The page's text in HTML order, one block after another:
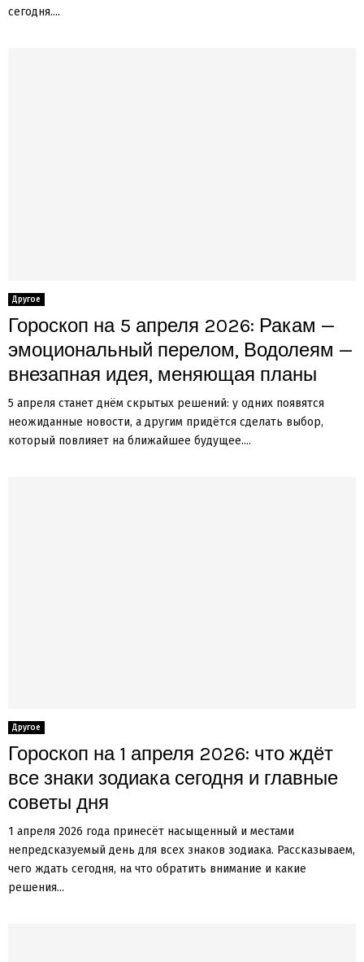
сегодня....
Другое
Гороскоп на 5 апреля 2026: Ракам —
эмоциональный перелом, Водолеям —
внезапная идея, меняющая планы
5 апреля станет днём скрытых решений: у одних появятся
неожиданные новости, а другим придётся сделать выбор,
который повлияет на ближайшее будущее....
Другое
Гороскоп на 1 апреля 2026: что ждёт
все знаки зодиака сегодня и главные
советы дня
1 апреля 2026 года принесёт насыщенный и местами
непредсказуемый день для всех знаков зодиака. Рассказываем,
чего ждать сегодня, на что обратить внимание и какие
решения...